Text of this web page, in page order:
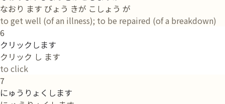
なおり ます びょう きが こしょう が
to get well (of an illness); to be repaired (of a breakdown)
6
クリックします
クリック し ます
to click
7
にゅうりょくします